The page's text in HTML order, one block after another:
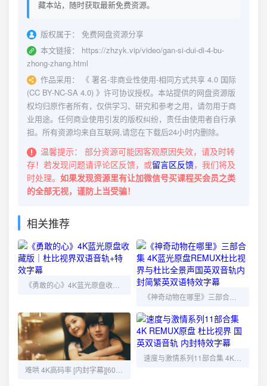
藏本站，随时获取最新免费资源。
版权属于：
免费网盘资源分享
本文链接：
https://zhzyk.vip/video/gan-si-dui-di-4-bu-
zhong-zhang.html
作品采用：
《 署名-非商业性使用-相同方式共享 4.0 国际
(CC BY-NC-SA 4.0) 》许可协议授权。本站提供的网盘资源版
权均归原作者所有，仅供学习、研究和参考之用，请勿用于商
业用途。任何商业使用引发的版权纠纷，责任由使用者自行承
担。所有资源均来自互联网,请您在下载后24小时内删除。
温馨提示：
部分资源可能因客观原因失效，请及时转
存！若发现问题请评论区反馈，或留言区反馈，我们将及
时处理。 如果发现资源里有让加微信号买课程买会员之类
的全部无视，谨防上当受骗！
相关推荐